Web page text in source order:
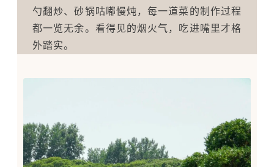
勺翻炒、砂锅咕嘟慢炖，每一道菜的制作过程
都一览无余。看得见的烟火气，吃进嘴里才格
外踏实。